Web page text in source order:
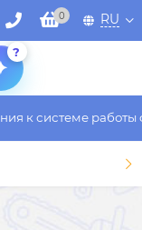
0 RU
?
системе работы